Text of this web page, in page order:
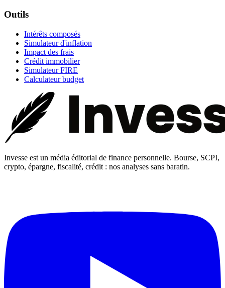
Outils
Intérêts composés
Simulateur d'inflation
Impact des frais
Crédit immobilier
Simulateur FIRE
Calculateur budget
Invesse est un média éditorial de finance personnelle. Bourse, SCPI,
crypto, épargne, fiscalité, crédit : nos analyses sans baratin.